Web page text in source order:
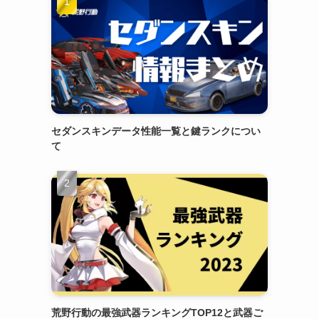
セダンスキンデータ性能一覧と鍵ランクについ
て
荒野行動の最強武器ランキングTOP12と武器ご